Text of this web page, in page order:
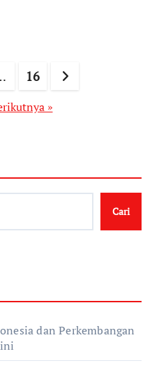
16
»
Cari
dan Perkembangan